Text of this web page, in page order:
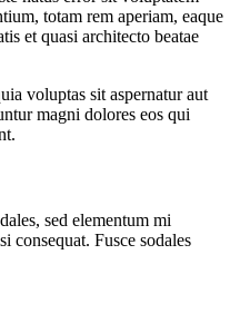
totam rem aperiam, eaque
et quasi architecto beatae
voluptas sit aspernatur aut
magni dolores eos qui
sed elementum mi
consequat. Fusce sodales